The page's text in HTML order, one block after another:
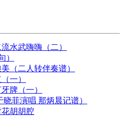
水武嗨嗨（二）
）
（二人转伴奏谱）
一）
牌（一）
菲演唱 那炳晨记谱）
花胡胡腔